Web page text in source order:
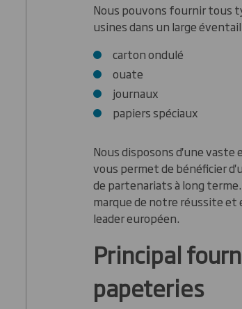
Nous pouvons fournir tous
usines dans un large
carton ondulé
ouate
journaux
papiers spéciaux
Nous disposons d'une vaste
vous permet de bénéficier
de partenariats à long
marque de notre réussite
leader européen.
Principal
papeteries